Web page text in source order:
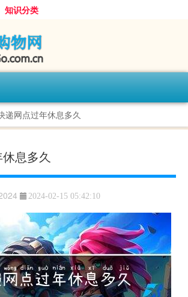
知识分类
递网点过年休息多久
息多久
2024-02-15 05:42:10